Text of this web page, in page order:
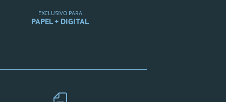
EXCLUSIVO PARA
PAPEL + DIGITAL